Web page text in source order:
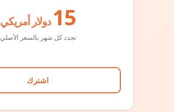
15 دولار أمريكي
تجدد كل شهر بالسعر الأصلي
اشترك